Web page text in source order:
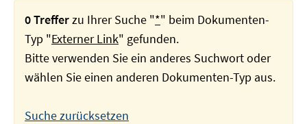
0 Trefferzu Ihrer Suche "*" beim Dokumenten-
Typ "Externer Link" gefunden.
Bitte verwenden Sie ein anderes Suchwort oder
wählen Sie einen anderen Dokumenten-Typ aus.
Suche zurücksetzen